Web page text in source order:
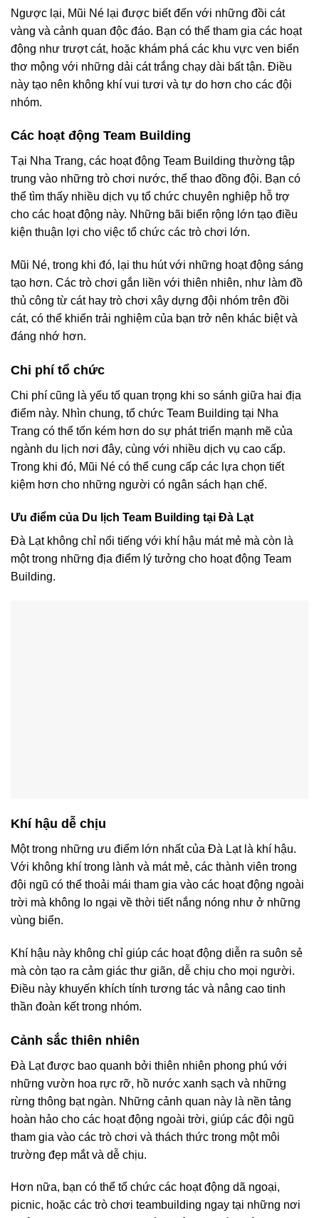
Ngược lại, Mũi Né lại được biết đến với những đồi cát
vàng và cảnh quan độc đáo. Bạn có thể tham gia các hoạt
động như trượt cát, hoặc khám phá các khu vực ven biển
thơ mộng với những dải cát trắng chạy dài bất tận. Điều
này tạo nên không khí vui tươi và tự do hơn cho các đội
nhóm.
Các hoạt động Team Building
Tại Nha Trang, các hoạt động Team Building thường tập
trung vào những trò chơi nước, thể thao đồng đội. Bạn có
thể tìm thấy nhiều dịch vụ tổ chức chuyên nghiệp hỗ trợ
cho các hoạt động này. Những bãi biển rộng lớn tạo điều
kiện thuận lợi cho việc tổ chức các trò chơi lớn.
Mũi Né, trong khi đó, lại thu hút với những hoạt động sáng
tạo hơn. Các trò chơi gắn liền với thiên nhiên, như làm đồ
thủ công từ cát hay trò chơi xây dựng đội nhóm trên đồi
cát, có thể khiến trải nghiệm của bạn trở nên khác biệt và
đáng nhớ hơn.
Chi phí tổ chức
Chi phí cũng là yếu tố quan trọng khi so sánh giữa hai địa
điểm này. Nhìn chung, tổ chức Team Building tại Nha
Trang có thể tốn kém hơn do sự phát triển mạnh mẽ của
ngành du lịch nơi đây, cùng với nhiều dịch vụ cao cấp.
Trong khi đó, Mũi Né có thể cung cấp các lựa chọn tiết
kiệm hơn cho những người có ngân sách hạn chế.
Ưu điểm của Du lịch Team Building tại Đà Lạt
Đà Lạt không chỉ nổi tiếng với khí hậu mát mẻ mà còn là
một trong những địa điểm lý tưởng cho hoạt động Team
Building.
Khí hậu dễ chịu
Một trong những ưu điểm lớn nhất của Đà Lạt là khí hậu.
Với không khí trong lành và mát mẻ, các thành viên trong
đội ngũ có thể thoải mái tham gia vào các hoạt động ngoài
trời mà không lo ngại về thời tiết nắng nóng như ở những
vùng biển.
Khí hậu này không chỉ giúp các hoạt động diễn ra suôn sẻ
mà còn tạo ra cảm giác thư giãn, dễ chịu cho mọi người.
Điều này khuyến khích tính tương tác và nâng cao tinh
thần đoàn kết trong nhóm.
Cảnh sắc thiên nhiên
Đà Lạt được bao quanh bởi thiên nhiên phong phú với
những vườn hoa rực rỡ, hồ nước xanh sạch và những
rừng thông bạt ngàn. Những cảnh quan này là nền tảng
hoàn hảo cho các hoạt động ngoài trời, giúp các đội ngũ
tham gia vào các trò chơi và thách thức trong một môi
trường đẹp mắt và dễ chịu.
Hơn nữa, bạn có thể tổ chức các hoạt động dã ngoại,
picnic, hoặc các trò chơi teambuilding ngay tại những nơi